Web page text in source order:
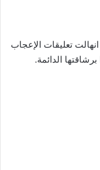
تعليقات الإعجاب
الدائمة.